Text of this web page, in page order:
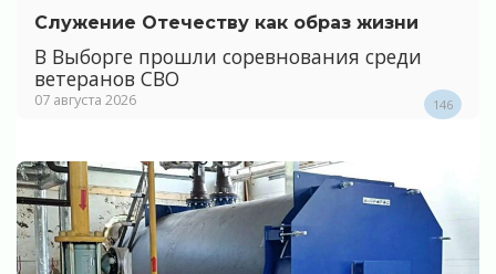
Служение Отечеству как образ жизни
В Выборге прошли соревнования среди
ветеранов СВО
07 августа 2026 146